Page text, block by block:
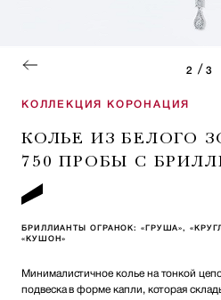
2 / 3
КОЛЛЕКЦИЯ КОРОНАЦИЯ
КОЛЬЕ ИЗ БЕЛОГО
750 ПРОБЫ С
БРИЛЛИАНТЫ ОГРАНОК: «ГРУША»,
«КУШОН»
Минималистичное колье на тонкой
подвеска в форме капли, которая